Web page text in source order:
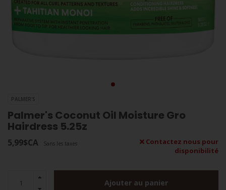
PALMER'S
Palmer's Coconut Oil Moisture Gro
Hairdress 5.25z
5,99$CA Sans les taxes
Contactez nous pour
disponibilité
Ajouter au panier